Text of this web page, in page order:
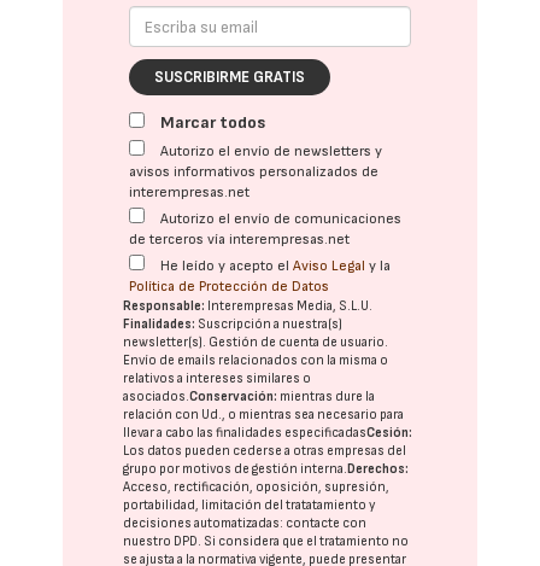
SUSCRIBIRME GRATIS
Marcar todos
Autorizo el envío de newsletters y
avisos informativos personalizados de
interempresas.net
Autorizo el envío de comunicaciones
de terceros vía interempresas.net
He leído y acepto elAviso Legal y la
Política de Protección de Datos
Responsable: Interempresas Media, S.L.U.
Finalidades: Suscripción a nuestra(s)
newsletter(s). Gestión de cuenta de usuario.
Envío de emails relacionados con la misma o
relativos a intereses similares o
asociados.Conservación: mientras dure la
relación con Ud., o mientras sea necesario para
llevar a cabo las finalidades especificadasCesión:
Los datos pueden cederse a otras empresas del
grupo por motivos de gestión interna. Derechos:
Acceso, rectificación, oposición, supresión,
portabilidad, limitación del tratatamiento y
decisiones automatizadas: contacte con
nuestro DPD. Si considera que el tratamiento no
se ajusta a la normativa vigente, puede presentar